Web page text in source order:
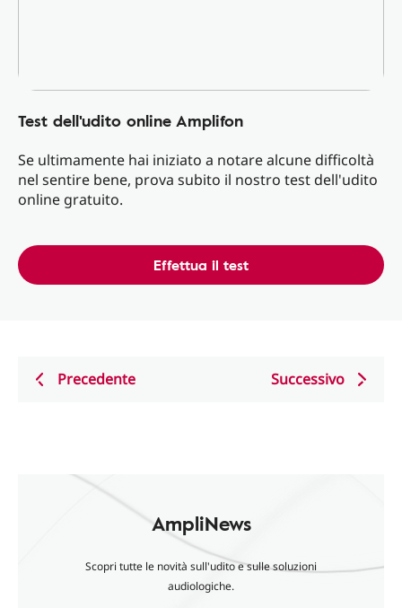
Test dell'udito online Amplifon
Se ultimamente hai iniziato a notare alcune difficoltà
nel sentire bene, prova subito il nostro test dell'udito
online gratuito.
Effettua il test
Precedente Successivo
AmpliNews
Scopri tutte le novità sull'udito e sulle soluzioni
audiologiche.